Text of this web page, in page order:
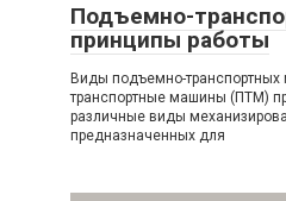
Подъемно-
принципы работы
Виды подъемно-
транспортные машины (ПТМ)
различные виды
предназначенных для